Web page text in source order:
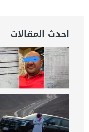
احدث المقالات